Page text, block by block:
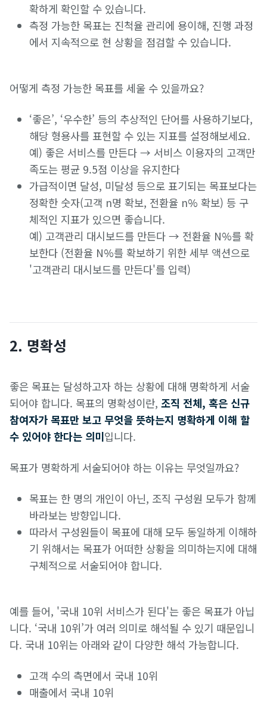
확하게 확인할 수 있습니다.
측정 가능한 목표는 진척율 관리에 용이해, 진행 과정
에서 지속적으로 현 상황을 점검할 수 있습니다.
어떻게 측정 가능한 목표를 세울 수 있을까요?
‘좋은’, ‘우수한’ 등의 추상적인 단어를 사용하기보다,
해당 형용사를 표현할 수 있는 지표를 설정해보세요.
예) 좋은 서비스를 만든다 → 서비스 이용자의 고객만
족도는 평균 9.5점 이상을 유지한다
가급적이면 달성, 미달성 등으로 표기되는 목표보다는
정확한 숫자(고객 n명 확보, 전환율 n% 확보) 등 구
체적인 지표가 있으면 좋습니다.
예) 고객관리 대시보드를 만든다 → 전환율 N%를 확
보한다 (전환율 N%를 확보하기 위한 세부 액션으로
'고객관리 대시보드를 만든다'를 입력)
2. 명확성
좋은 목표는 달성하고자 하는 상황에 대해 명확하게 서술
되어야 합니다. 목표의 명확성이란, 조직 전체, 혹은 신규
참여자가 목표만 보고 무엇을 뜻하는지 명확하게 이해 할
수 있어야 한다는 의미입니다.
목표가 명확하게 서술되어야 하는 이유는 무엇일까요?
목표는 한 명의 개인이 아닌, 조직 구성원 모두가 함께
바라보는 방향입니다.
따라서 구성원들이 목표에 대해 모두 동일하게 이해하
기 위해서는 목표가 어떠한 상황을 의미하는지에 대해
구체적으로 서술되어야 합니다.
예를 들어, '국내 10위 서비스가 된다'는 좋은 목표가 아닙
니다. ‘국내 10위’가 여러 의미로 해석될 수 있기 때문입니
다. 국내 10위는 아래와 같이 다양한 해석 가능합니다.
고객 수의 측면에서 국내 10위
매출에서 국내 10위